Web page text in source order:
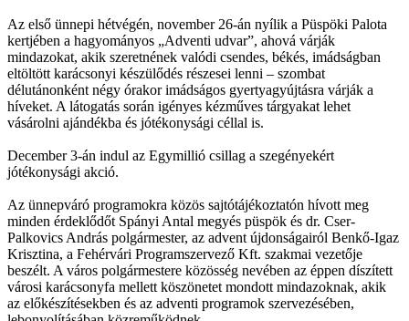
Az első ünnepi hétvégén, november 26-án nyílik a Püspöki Palota
kertjében a hagyományos „Adventi udvar”, ahová várják
mindazokat, akik szeretnének valódi csendes, békés, imádságban
eltöltött karácsonyi készülődés részesei lenni – szombat
délutánonként négy órakor imádságos gyertyagyújtásra várják a
híveket. A látogatás során igényes kézműves tárgyakat lehet
vásárolni ajándékba és jótékonysági céllal is.
December 3-án indul az Egymillió csillag a szegényekért
jótékonysági akció.
Az ünnepváró programokra közös sajtótájékoztatón hívott meg
minden érdeklődőt Spányi Antal megyés püspök és dr. Cser-
Palkovics András polgármester, az advent újdonságairól Benkő-Igaz
Krisztina, a Fehérvári Programszervező Kft. szakmai vezetője
beszélt. A város polgármestere közösség nevében az éppen díszített
városi karácsonyfa mellett köszönetet mondott mindazoknak, akik
az előkészítésekben és az adventi programok szervezésében,